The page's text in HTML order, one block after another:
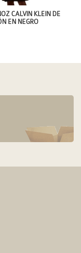
CALVIN KLEIN DE
EN NEGRO